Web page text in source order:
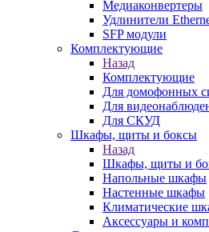
Медиаконвертеры
Удлинители
SFP модули
Комплектующие
Назад
Комплектующие
Для домофонных
Для
Для СКУД
Шкафы, щиты и боксы
Назад
Шкафы, щиты и
Напольные шкафы
Настенные шкафы
Климатические
Аксессуары и